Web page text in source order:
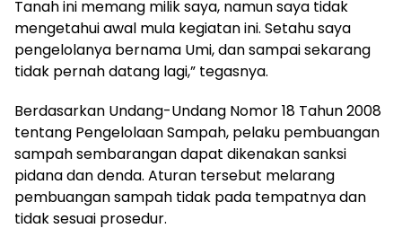
Tanah ini memang milik saya, namun saya tidak
mengetahui awal mula kegiatan ini. Setahu saya
pengelolanya bernama Umi, dan sampai sekarang
tidak pernah datang lagi,” tegasnya.
Berdasarkan Undang-Undang Nomor 18 Tahun 2008
tentang Pengelolaan Sampah, pelaku pembuangan
sampah sembarangan dapat dikenakan sanksi
pidana dan denda. Aturan tersebut melarang
pembuangan sampah tidak pada tempatnya dan
tidak sesuai prosedur.